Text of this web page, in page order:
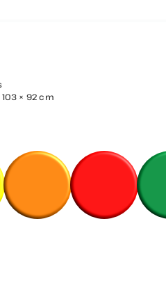
103 × 92 cm